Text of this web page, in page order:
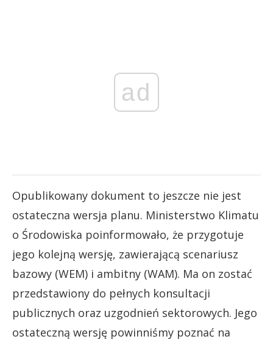
ad
Opublikowany dokument to jeszcze nie jest
ostateczna wersja planu. Ministerstwo Klimatu
o Środowiska poinformowało, że przygotuje
jego kolejną wersję, zawierającą scenariusz
bazowy (WEM) i ambitny (WAM). Ma on zostać
przedstawiony do pełnych konsultacji
publicznych oraz uzgodnień sektorowych. Jego
ostateczną wersję powinniśmy poznać na